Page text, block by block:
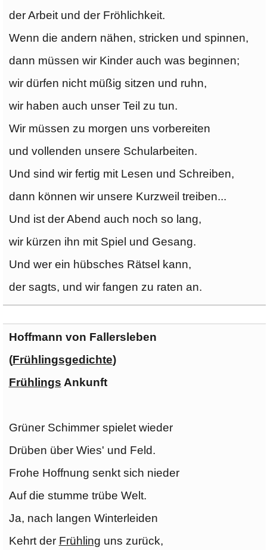
der Arbeit und der Fröhlichkeit.
Wenn die andern nähen, stricken und spinnen,
dann müssen wir Kinder auch was beginnen;
wir dürfen nicht müßig sitzen und ruhn,
wir haben auch unser Teil zu tun.
Wir müssen zu morgen uns vorbereiten
und vollenden unsere Schularbeiten.
Und sind wir fertig mit Lesen und Schreiben,
dann können wir unsere Kurzweil treiben...
Und ist der Abend auch noch so lang,
wir kürzen ihn mit Spiel und Gesang.
Und wer ein hübsches Rätsel kann,
der sagts, und wir fangen zu raten an.
Hoffmann von Fallersleben
(Frühlingsgedichte)
Frühlings Ankunft
Grüner Schimmer spielet wieder
Drüben über Wies' und Feld.
Frohe Hoffnung senkt sich nieder
Auf die stumme trübe Welt.
Ja, nach langen Winterleiden
Kehrt der Frühling uns zurück,